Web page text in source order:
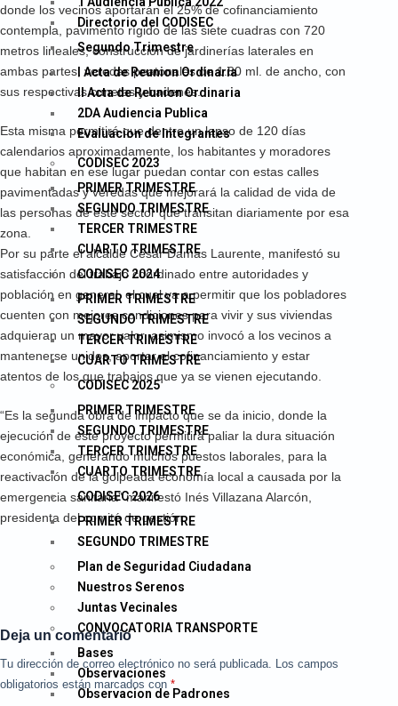
Directorio del CODISEC
Segundo Trimestre
I Acta de Reunion Ordinaria
II Acta de Reunion Ordinaria
2DA Audiencia Publica
Evaluacion de Integrantes
CODISEC 2023
PRIMER TRIMESTRE
SEGUNDO TRIMESTRE
TERCER TRIMESTRE
CUARTO TRIMESTRE
CODISEC 2024
PRIMER TRIMESTRE
SEGUNDO TRIMESTRE
TERCER TRIMESTRE
CUARTO TRIMESTRE
CODISEC 2025
PRIMER TRIMESTRE
SEGUNDO TRIMESTRE
TERCER TRIMESTRE
CUARTO TRIMESTRE
CODISEC 2026
PRIMER TRIMESTRE
SEGUNDO TRIMESTRE
Plan de Seguridad Ciudadana
Nuestros Serenos
Juntas Vecinales
CONVOCATORIA TRANSPORTE
Bases
Observaciones
Observacion de Padrones
donde los vecinos aportarán el 25% de cofinanciamiento
contempla, pavimento rígido de las siete cuadras con 720
metros lineales, construcción de jardinerías laterales en
ambas partes, veredas peatonales de 1.80 ml. de ancho, con
sus respectivas cunetas y badenes.
Esta misma permitirá que dentro un lapso de 120 días
calendarios aproximadamente, los habitantes y moradores
que habitan en ese lugar puedan contar con estas calles
pavimentadas y veredas que mejorará la calidad de vida de
las personas de este sector que transitan diariamente por esa
zona.
Por su parte el alcalde César Damas Laurente, manifestó su
satisfacción del trabajo coordinado entre autoridades y
población en general, el cual va a permitir que los pobladores
cuenten con mejores condiciones para vivir y sus viviendas
adquieran un mayor valor, asimismo invocó a los vecinos a
mantenerse unidos, aportar el cofinanciamiento y estar
atentos de los que trabajos que ya se vienen ejecutando.
“Es la segunda obra de impacto que se da inicio, donde la
ejecución de este proyecto permitirá paliar la dura situación
económica, generando muchos puestos laborales, para la
reactivación de la golpeada economía local a causada por la
emergencia sanitaria” manifestó Inés Villazana Alarcón,
presidenta del comité de gestión.
Deja un comentario
Tu dirección de correo electrónico no será publicada. Los campos
obligatorios están marcados con *